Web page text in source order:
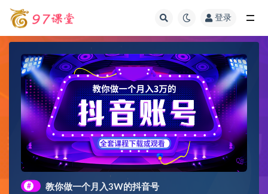
登录
# 教你做一个月入3W的抖音号